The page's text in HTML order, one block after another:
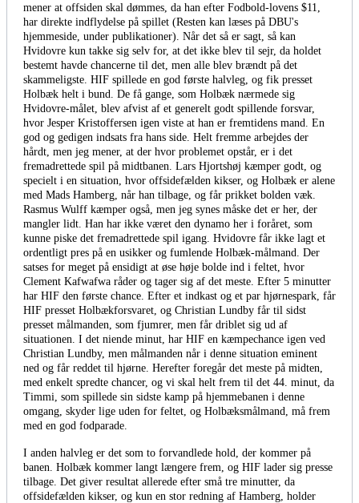
mener at offsiden skal dømmes, da han efter Fodbold-lovens $11,
har direkte indflydelse på spillet (Resten kan læses på DBU's
hjemmeside, under publikationer). Når det så er sagt, så kan
Hvidovre kun takke sig selv for, at det ikke blev til sejr, da holdet
bestemt havde chancerne til det, men alle blev brændt på det
skammeligste. HIF spillede en god første halvleg, og fik presset
Holbæk helt i bund. De få gange, som Holbæk nærmede sig
Hvidovre-målet, blev afvist af et generelt godt spillende forsvar,
hvor Jesper Kristoffersen igen viste at han er fremtidens mand. En
god og gedigen indsats fra hans side. Helt fremme arbejdes der
hårdt, men jeg mener, at der hvor problemet opstår, er i det
fremadrettede spil på midtbanen. Lars Hjortshøj kæmper godt, og
specielt i en situation, hvor offsidefælden kikser, og Holbæk er alene
med Mads Hamberg, når han tilbage, og får prikket bolden væk.
Rasmus Wulff kæmper også, men jeg synes måske det er her, der
mangler lidt. Han har ikke været den dynamo her i foråret, som
kunne piske det fremadrettede spil igang. Hvidovre får ikke lagt et
ordentligt pres på en usikker og fumlende Holbæk-målmand. Der
satses for meget på ensidigt at øse høje bolde ind i feltet, hvor
Clement Kafwafwa råder og tager sig af det meste. Efter 5 minutter
har HIF den første chance. Efter et indkast og et par hjørnespark, får
HIF presset Holbækforsvaret, og Christian Lundby får til sidst
presset målmanden, som fjumrer, men får driblet sig ud af
situationen. I det niende minut, har HIF en kæmpechance igen ved
Christian Lundby, men målmanden når i denne situation eminent
ned og får reddet til hjørne. Herefter foregår det meste på midten,
med enkelt spredte chancer, og vi skal helt frem til det 44. minut, da
Timmi, som spillede sin sidste kamp på hjemmebanen i denne
omgang, skyder lige uden for feltet, og Holbæksmålmand, må frem
med en god fodparade.
I anden halvleg er det som to forvandlede hold, der kommer på
banen. Holbæk kommer langt længere frem, og HIF lader sig presse
tilbage. Det giver resultat allerede efter små tre minutter, da
offsidefælden kikser, og kun en stor redning af Hamberg, holder